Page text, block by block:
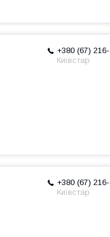
+380 (67)
Київстар
+380 (67)
Київстар